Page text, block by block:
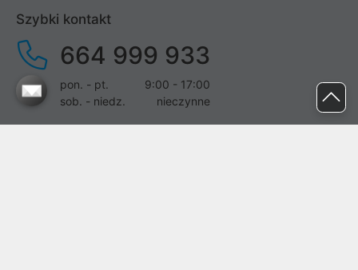
Szybki kontakt
664 999 933
pon. - pt.
9:00 - 17:00
sob. - niedz.
nieczynne